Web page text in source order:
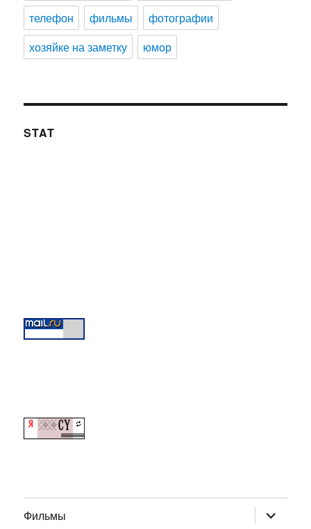
телефон
фильмы
фотографии
хозяйке на заметку
юмор
STAT
Фильмы дочернее